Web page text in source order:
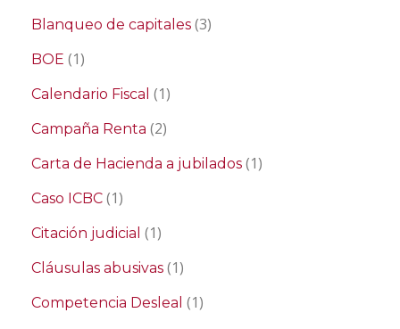
Blanqueo de capitales (3)
BOE (1)
Calendario Fiscal (1)
Campaña Renta (2)
Carta de Hacienda a jubilados (1)
Caso ICBC (1)
Citación judicial (1)
Cláusulas abusivas (1)
Competencia Desleal (1)